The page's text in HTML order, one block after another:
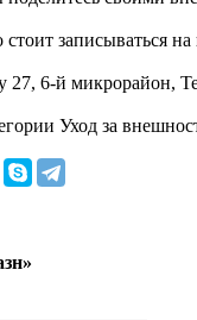
стоит записываться
6-й микрорайон,
Уход за